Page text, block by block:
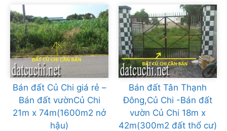
Bán đất Củ Chi giá rẻ –
Bán đất vườnCủ Chi
21m x 74m(1600m2 nở
hậu)
Bán đất Tân Thạnh
Đông,Củ Chi -Bán đất
vườn Củ Chi 18m x
42m(300m2 đất thổ cư)